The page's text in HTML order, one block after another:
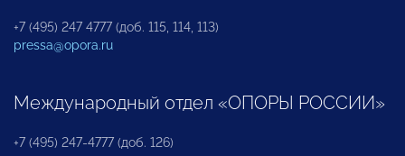
+7 (495) 247 4777 (доб. 115, 114, 113)
pressa@opora.ru
Международный отдел «ОПОРЫ РОССИИ»
+7 (495) 247-4777 (доб. 126)